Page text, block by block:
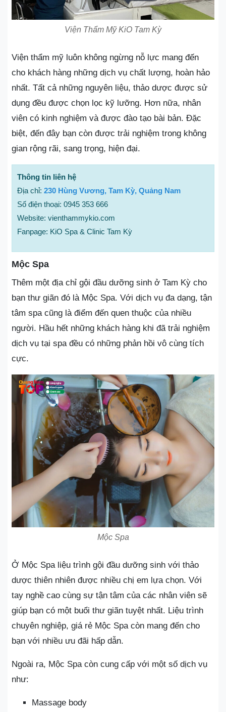
Viện Thẩm Mỹ KiO Tam Kỳ
Viện thẩm mỹ luôn không ngừng nỗ lực mang đến
cho khách hàng những dịch vụ chất lượng, hoàn hảo
nhất. Tất cả những nguyên liệu, thảo dược được sử
dụng đều được chọn lọc kỹ lưỡng. Hơn nữa, nhân
viên có kinh nghiệm và được đào tạo bài bản. Đặc
biệt, đến đây bạn còn được trải nghiệm trong không
gian rộng rãi, sang trọng, hiện đại.
Thông tin liên hệ
Địa chỉ: 230 Hùng Vương, Tam Kỳ, Quảng Nam
Số điện thoại: 0945 353 666
Website: vienthammykio.com
Fanpage: KiO Spa & Clinic Tam Kỳ
Mộc Spa
Thêm một địa chỉ gội đầu dưỡng sinh ở Tam Kỳ cho
bạn thư giãn đó là Mộc Spa. Với dịch vụ đa dạng, tận
tâm spa cũng là điểm đến quen thuộc của nhiều
người. Hầu hết những khách hàng khi đã trải nghiệm
dịch vụ tại spa đều có những phản hồi vô cùng tích
cực.
Mộc Spa
Ở Mộc Spa liệu trình gội đầu dưỡng sinh với thảo
dược thiên nhiên được nhiều chị em lựa chọn. Với
tay nghề cao cùng sự tận tâm của các nhân viên sẽ
giúp bạn có một buổi thư giãn tuyệt nhất. Liệu trình
chuyên nghiệp, giá rẻ Mộc Spa còn mang đến cho
bạn với nhiều ưu đãi hấp dẫn.
Ngoài ra, Mộc Spa còn cung cấp với một số dịch vụ
như:
Massage body